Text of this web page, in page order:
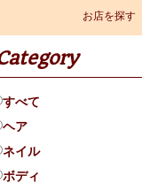
お店を探す
すべて
ヘア
ネイル
ボディ